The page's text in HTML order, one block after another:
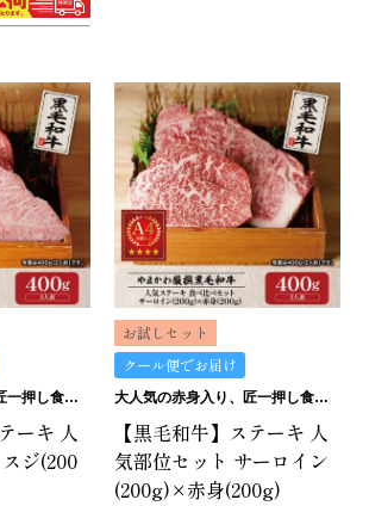
大人気の赤身入り、匠一押し食べ比べセット
ーキ 人
ジ(200
お試しセット
クール便でお届け
大人気の赤身入り、匠一押し食べ比べセット
【黒毛和牛】ステーキ 人
気部位セット サーロイン
(200g)×赤身(200g)